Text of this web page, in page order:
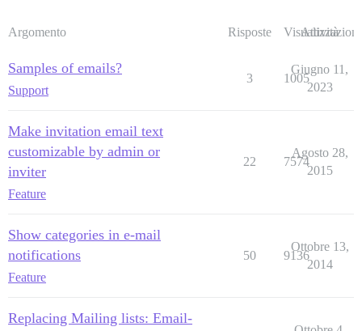
Argomento Risposte Visualizzazioni
Attività
Samples of emails?
Support
3 1005
Giugno 11,
2023
Make invitation email text
customizable by admin or
inviter
Feature
22 7574
Agosto 28,
2015
Show categories in e-mail
notifications
Feature
50 9136
Ottobre 13,
2014
Replacing Mailing lists: Email-